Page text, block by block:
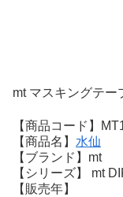
mt マスキングテー
【商品コード】
【商品名】 水仙
【ブランド】mt
【シリーズ】 mt
【販売年】